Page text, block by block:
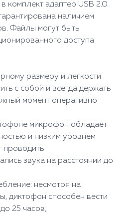
комплект адаптер USB 2.0.
наличием
Файлы могут быть
доступа
размеру и легкости
с собой и всегда держать
момент оперативно
микрофон обладает
и низким уровнем
проводить
звука на расстоянии до
несмотря на
диктофон способен вести
25 часов;